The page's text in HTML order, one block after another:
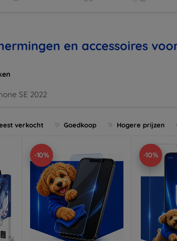
en accessoires
SE 2022
verkocht Goedkoop Hogere prijzen
-10% -10%